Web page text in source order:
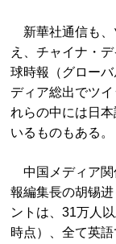
新華社通信も、
え、チャイナ・
球時報（グロー
ディア総出でツ
れらの中には日
いるものもある。
中国メディア関
報編集長の胡锡
ントは、31万人
時点）、全て英